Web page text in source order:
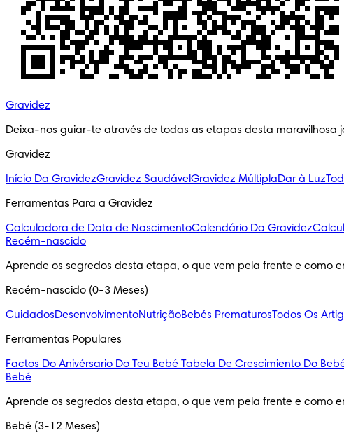
Gravidez
Deixa-nos guiar-te através de todas as etapas desta maravilhosa
Gravidez
Início Da GravidezGravidez SaudávelGravidez MúltiplaDar à Luz
Ferramentas Para a Gravidez
Calculadora de Data de NascimentoCalendário Da Gravidez
Recém-nascido
Aprende os segredos desta etapa, o que vem pela frente e como
Recém-nascido (0-3 Meses)
CuidadosDesenvolvimentoNutriçãoBebés PrematurosTodos Os
Ferramentas Populares
Factos Do Anivérsario Do Teu Bebé Tabela De Crescimiento Do
Bebé
Aprende os segredos desta etapa, o que vem pela frente e como
Bebé (3-12 Meses)